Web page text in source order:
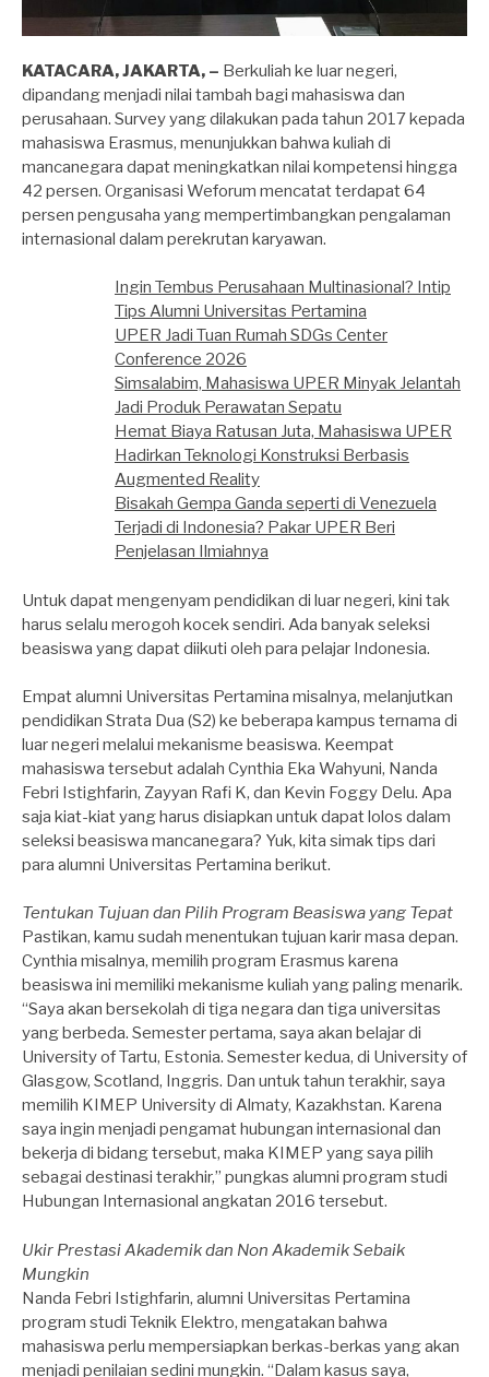
KATACARA, JAKARTA, – Berkuliah ke luar negeri,
dipandang menjadi nilai tambah bagi mahasiswa dan
perusahaan. Survey yang dilakukan pada tahun 2017 kepada
mahasiswa Erasmus, menunjukkan bahwa kuliah di
mancanegara dapat meningkatkan nilai kompetensi hingga
42 persen. Organisasi Weforum mencatat terdapat 64
persen pengusaha yang mempertimbangkan pengalaman
internasional dalam perekrutan karyawan.
Ingin Tembus Perusahaan Multinasional? Intip
Tips Alumni Universitas Pertamina
UPER Jadi Tuan Rumah SDGs Center
Conference 2026
Simsalabim, Mahasiswa UPER Minyak Jelantah
Jadi Produk Perawatan Sepatu
Hemat Biaya Ratusan Juta, Mahasiswa UPER
Hadirkan Teknologi Konstruksi Berbasis
Augmented Reality
Bisakah Gempa Ganda seperti di Venezuela
Terjadi di Indonesia? Pakar UPER Beri
Penjelasan Ilmiahnya
Untuk dapat mengenyam pendidikan di luar negeri, kini tak
harus selalu merogoh kocek sendiri. Ada banyak seleksi
beasiswa yang dapat diikuti oleh para pelajar Indonesia.
Empat alumni Universitas Pertamina misalnya, melanjutkan
pendidikan Strata Dua (S2) ke beberapa kampus ternama di
luar negeri melalui mekanisme beasiswa. Keempat
mahasiswa tersebut adalah Cynthia Eka Wahyuni, Nanda
Febri Istighfarin, Zayyan Rafi K, dan Kevin Foggy Delu. Apa
saja kiat-kiat yang harus disiapkan untuk dapat lolos dalam
seleksi beasiswa mancanegara? Yuk, kita simak tips dari
para alumni Universitas Pertamina berikut.
Tentukan Tujuan dan Pilih Program Beasiswa yang Tepat
Pastikan, kamu sudah menentukan tujuan karir masa depan.
Cynthia misalnya, memilih program Erasmus karena
beasiswa ini memiliki mekanisme kuliah yang paling menarik.
“Saya akan bersekolah di tiga negara dan tiga universitas
yang berbeda. Semester pertama, saya akan belajar di
University of Tartu, Estonia. Semester kedua, di University of
Glasgow, Scotland, Inggris. Dan untuk tahun terakhir, saya
memilih KIMEP University di Almaty, Kazakhstan. Karena
saya ingin menjadi pengamat hubungan internasional dan
bekerja di bidang tersebut, maka KIMEP yang saya pilih
sebagai destinasi terakhir,” pungkas alumni program studi
Hubungan Internasional angkatan 2016 tersebut.
Ukir Prestasi Akademik dan Non Akademik Sebaik
Mungkin
Nanda Febri Istighfarin, alumni Universitas Pertamina
program studi Teknik Elektro, mengatakan bahwa
mahasiswa perlu mempersiapkan berkas-berkas yang akan
menjadi penilaian sedini mungkin. “Dalam kasus saya,